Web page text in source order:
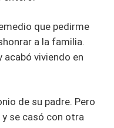
que pedirme
a la familia.
acabó viviendo en
de su padre. Pero
se casó con otra